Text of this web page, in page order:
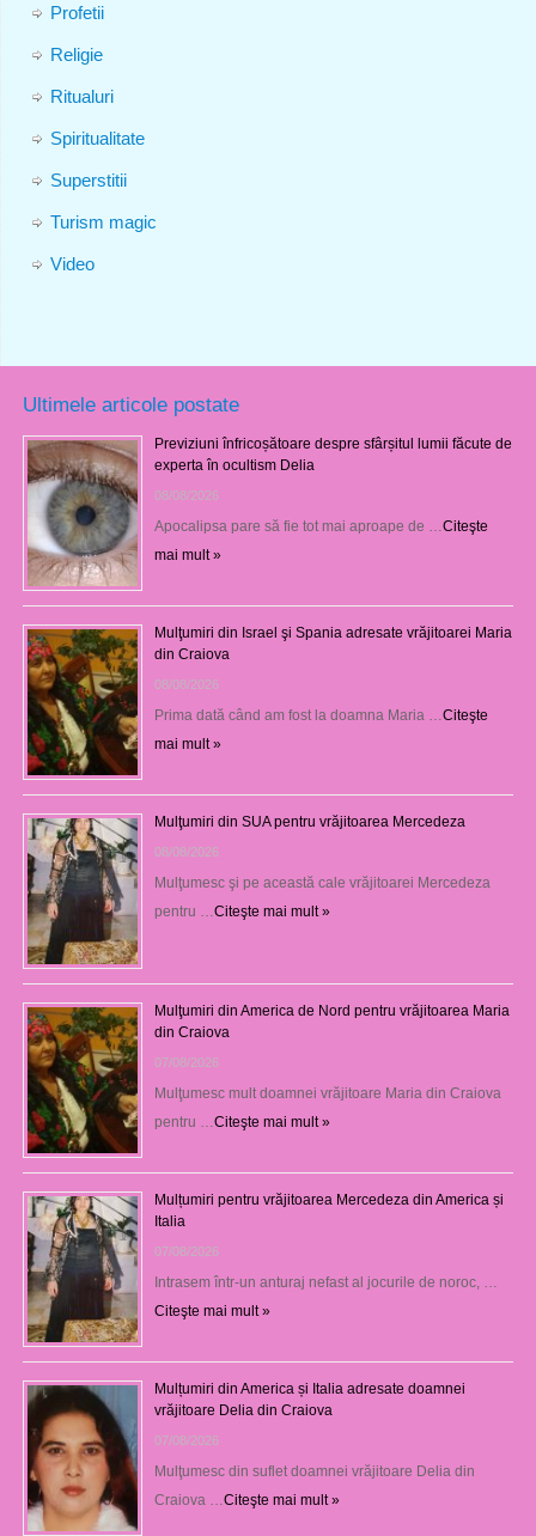
Profetii
Religie
Ritualuri
Spiritualitate
Superstitii
Turism magic
Video
Ultimele articole postate
Previziuni înfricoșătoare despre sfârșitul lumii făcute de
experta în ocultism Delia
08/08/2026
Apocalipsa pare să fie tot mai aproape de …Citeşte
mai mult »
Mulţumiri din Israel şi Spania adresate vrăjitoarei Maria
din Craiova
08/08/2026
Prima dată când am fost la doamna Maria …Citeşte
mai mult »
Mulţumiri din SUA pentru vrăjitoarea Mercedeza
08/08/2026
Mulţumesc şi pe această cale vrăjitoarei Mercedeza
pentru …Citeşte mai mult »
Mulţumiri din America de Nord pentru vrăjitoarea Maria
din Craiova
07/08/2026
Mulţumesc mult doamnei vrăjitoare Maria din Craiova
pentru …Citeşte mai mult »
Mulțumiri pentru vrăjitoarea Mercedeza din America și
Italia
07/08/2026
Intrasem într-un anturaj nefast al jocurile de noroc, …
Citeşte mai mult »
Mulțumiri din America și Italia adresate doamnei
vrăjitoare Delia din Craiova
07/08/2026
Mulţumesc din suflet doamnei vrăjitoare Delia din
Craiova …Citeşte mai mult »